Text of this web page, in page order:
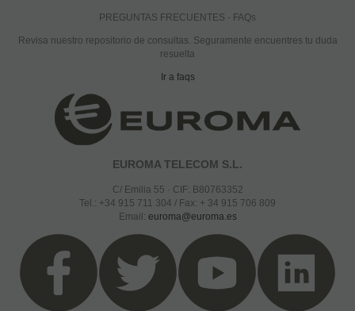
PREGUNTAS FRECUENTES - FAQs
Revisa nuestro repositorio de consultas. Seguramente encuentres tu duda
resuelta
Ir a faqs
EUROMA TELECOM S.L.
C/ Emilia 55 · CIF: B80763352
Tel.: +34 915 711 304 / Fax: + 34 915 706 809
Email: euroma@euroma.es